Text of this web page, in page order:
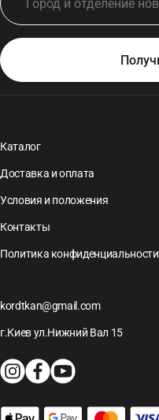
Каталог
Доставка и оплата
Условия и положения
Контакты
Политика конфиденциальности
kordtkan@gmail.com
г.Киев ул.Нижний Вал 15